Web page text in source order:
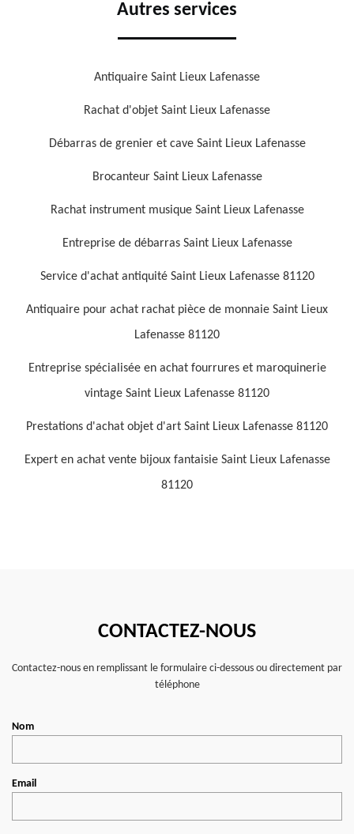
Autres services
Antiquaire Saint Lieux Lafenasse
Rachat d'objet Saint Lieux Lafenasse
Débarras de grenier et cave Saint Lieux Lafenasse
Brocanteur Saint Lieux Lafenasse
Rachat instrument musique Saint Lieux Lafenasse
Entreprise de débarras Saint Lieux Lafenasse
Service d'achat antiquité Saint Lieux Lafenasse 81120
Antiquaire pour achat rachat pièce de monnaie Saint Lieux
Lafenasse 81120
Entreprise spécialisée en achat fourrures et maroquinerie
vintage Saint Lieux Lafenasse 81120
Prestations d'achat objet d'art Saint Lieux Lafenasse 81120
Expert en achat vente bijoux fantaisie Saint Lieux Lafenasse
81120
CONTACTEZ-NOUS
Contactez-nous en remplissant le formulaire ci-dessous ou directement par
téléphone
Nom
Email